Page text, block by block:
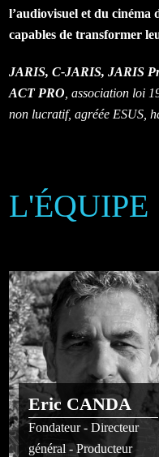
l’audiovisuel et du cinéma
capables de transformer
JARIS, C-JARIS, JARIS
ACT PRO , association loi
non lucratif, agréée ESUS,
L'ÉQUIPE
Eric CANDA
Fondateur - Directeur
général - Producteur